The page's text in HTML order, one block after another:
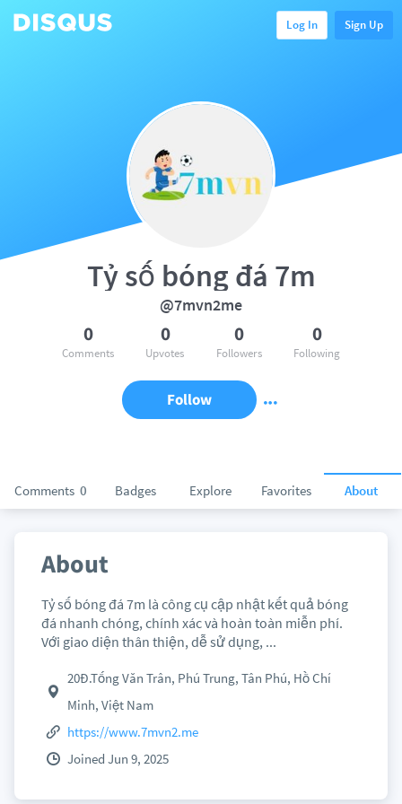
Log In Sign Up
Comments 0 Badges Explore Favorites About
Tỷ số bóng đá 7m
@7mvn2me
0
Comments
0
Upvotes
0
Followers
0
Following
Follow
About
Tỷ số bóng đá 7m là công cụ cập nhật kết quả bóng
đá nhanh chóng, chính xác và hoàn toàn miễn phí.
Với giao diện thân thiện, dễ sử dụng, ...
20Đ.Tống Văn Trân, Phú Trung, Tân Phú, Hồ Chí
Minh, Việt Nam
https://www.7mvn2.me
Joined Jun 9, 2025